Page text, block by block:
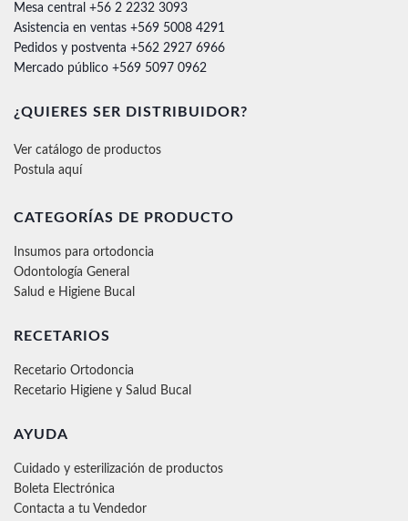
Mesa central +56 2 2232 3093
Asistencia en ventas +569 5008 4291
Pedidos y postventa +562 2927 6966
Mercado público +569 5097 0962
¿QUIERES SER DISTRIBUIDOR?
Ver catálogo de productos
Postula aquí
CATEGORÍAS DE PRODUCTO
Insumos para ortodoncia
Odontología General
Salud e Higiene Bucal
RECETARIOS
Recetario Ortodoncia
Recetario Higiene y Salud Bucal
AYUDA
Cuidado y esterilización de productos
Boleta Electrónica
Contacta a tu Vendedor